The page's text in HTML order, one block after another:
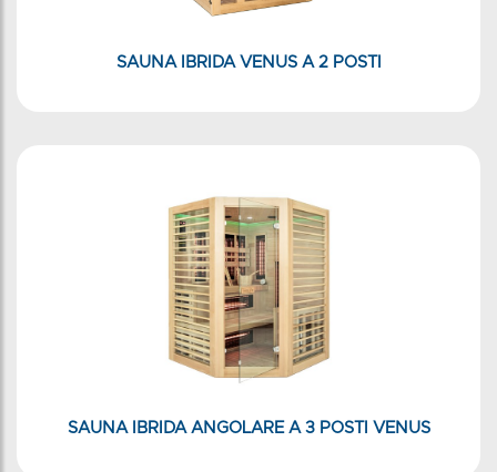
SAUNA IBRIDA VENUS A 2 POSTI
SAUNA IBRIDA ANGOLARE A 3 POSTI VENUS